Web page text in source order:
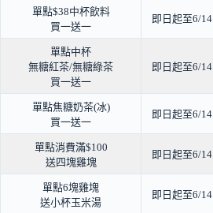
單點$38中杯飲料
買一送一
即日起至6/14
單點中杯
無糖紅茶/無糖綠茶
買一送一
即日起至6/14
單點焦糖奶茶(冰)
買一送一
即日起至6/14
單點消費滿$100
送四塊雞塊
即日起至6/14
單點6塊雞塊
送小杯玉米湯
即日起至6/14